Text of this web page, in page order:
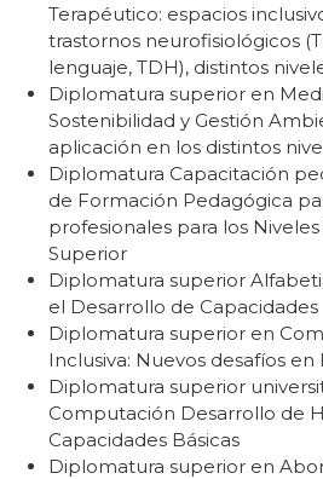
Terapéutico: espacios
trastornos neurofisiológicos
lenguaje, TDH), distintos
Diplomatura superior en
Sostenibilidad y Gestión
aplicación en los distintos
Diplomatura Capacitación
de Formación Pedagógica
profesionales para los
Superior
Diplomatura superior
el Desarrollo de Capacidades
Diplomatura superior en
Inclusiva: Nuevos desafíos en
Diplomatura superior
Computación Desarrollo de
Capacidades Básicas
Diplomatura superior en